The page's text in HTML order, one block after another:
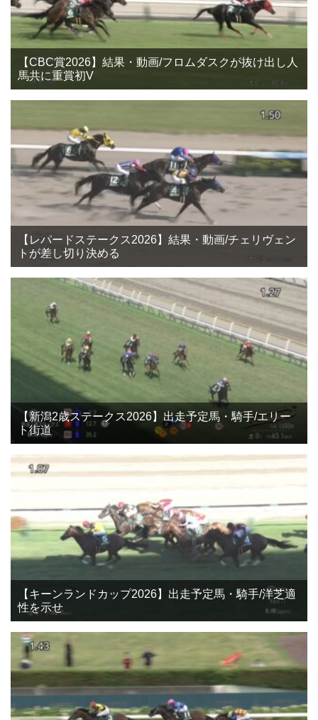
【CBC賞2026】結果・動画/フロムダスクが抜け出し人
馬共に重賞初V
【レパードステークス2026】結果・動画/チェリヴェン
トが差し切り決める
【新潟2歳ステークス2026】出走予定馬・騎手/エリー
ト街道
【キーンランドカップ2026】出走予定馬・騎手/洋芝適
性を示せ